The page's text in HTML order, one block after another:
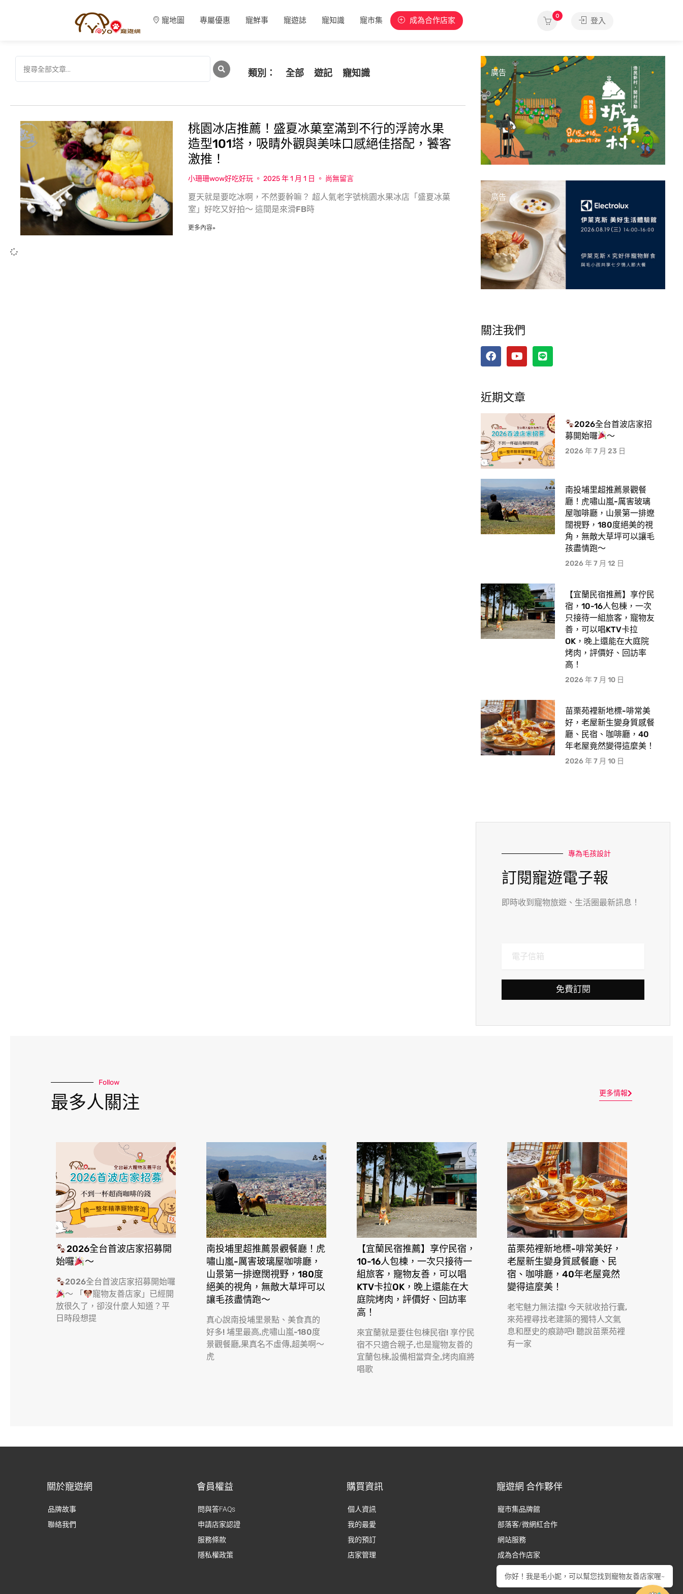
寵地圖 專屬優惠 寵鮮事 寵遊誌 寵知識 寵市集 成為合作店家 0
登入
類別： 全部 遊記 寵知識
桃園冰店推薦！盛夏冰菓室滿到不行的浮誇水果
造型101塔，吸睛外觀與美味口感絕佳搭配，饕客
激推！
小珊珊wow好吃好玩 2025 年 1 月 1 日 尚無留言
夏天就是要吃冰啊，不然要幹嘛？ 超人氣老字號桃園水果冰店「盛夏冰菓
室」好吃又好拍〜 這間是來滑FB時
更多內容»
廣告
廣告
關注我們
近期文章
2026全台首波店家招
募開始囉
～
2026 年 7 月 23 日
南投埔里超推薦景觀餐
廳！虎嘯山嵐-厲害玻璃
屋咖啡廳，山景第一排遼
闊視野，180度絕美的視
角，無敵大草坪可以讓毛
孩盡情跑〜
2026 年 7 月 12 日
【宜蘭民宿推薦】享佇民
宿，10-16人包棟，一次
只接待一組旅客，寵物友
善，可以唱KTV卡拉
OK，晚上還能在大庭院
烤肉，評價好、回訪率
高！
2026 年 7 月 10 日
苗栗苑裡新地標-啡常美
好，老屋新生變身質感餐
廳、民宿、咖啡廳，40
年老屋竟然變得這麼美！
2026 年 7 月 10 日
專為毛孩設計
訂閱寵遊電子報
即時收到寵物旅遊、生活圈最新訊息！
免費訂閱
Follow
最多人關注 更多情報
2026全台首波店家招募開
始囉
～
2026全台首波店家招募開始囉
～ 「
寵物友善店家」已經開
放很久了，卻沒什麼人知道？平
日時段想提
南投埔里超推薦景觀餐廳！虎
嘯山嵐-厲害玻璃屋咖啡廳，
山景第一排遼闊視野，180度
絕美的視角，無敵大草坪可以
讓毛孩盡情跑〜
真心說南投埔里景點、美食真的
好多! 埔里最高,虎嘯山嵐-180度
景觀餐廳,果真名不虛傳,超美啊〜
虎
【宜蘭民宿推薦】享佇民宿，
10-16人包棟，一次只接待一
組旅客，寵物友善，可以唱
KTV卡拉OK，晚上還能在大
庭院烤肉，評價好、回訪率
高！
來宜蘭就是要住包棟民宿! 享佇民
宿不只適合親子,也是寵物友善的
宜蘭包棟,設備相當齊全,烤肉麻將
唱歌
苗栗苑裡新地標-啡常美好，
老屋新生變身質感餐廳、民
宿、咖啡廳，40年老屋竟然
變得這麼美！
老宅魅力無法擋! 今天就收拾行囊,
來苑裡尋找老建築的獨特人文氣
息和歷史的痕跡吧! 聽說苗栗苑裡
有一家
關於寵遊網
品牌故事
聯絡我們
會員權益
問與答FAQs
申請店家認證
服務條款
隱私權政策
購買資訊
個人資訊
我的最愛
我的預訂
店家管理
寵遊網 合作夥伴
寵市集品牌館
部落客/微網紅合作
網站服務
成為合作店家
你好！我是毛小妮，可以幫您找到寵物友善店家喔~